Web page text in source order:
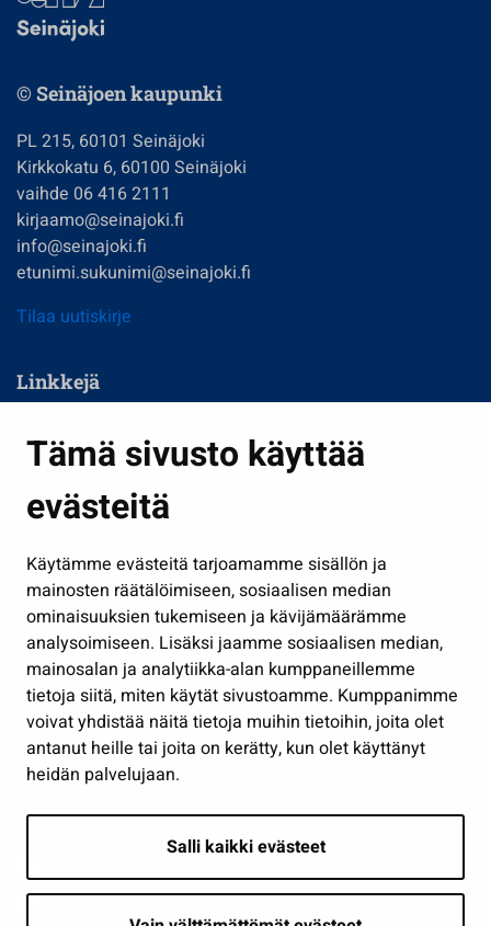
Tämä sivusto käyttää
evästeitä
Käytämme evästeitä tarjoamamme sisällön ja
mainosten räätälöimiseen, sosiaalisen median
ominaisuuksien tukemiseen ja kävijämäärämme
analysoimiseen. Lisäksi jaamme sosiaalisen median,
mainosalan ja analytiikka-alan kumppaneillemme
tietoja siitä, miten käytät sivustoamme. Kumppanimme
voivat yhdistää näitä tietoja muihin tietoihin, joita olet
antanut heille tai joita on kerätty, kun olet käyttänyt
heidän palvelujaan.
Salli kaikki evästeet
© Seinäjoen kaupunki
PL 215, 60101 Seinäjoki
Kirkkokatu 6, 60100 Seinäjoki
vaihde 06 416 2111
kirjaamo@seinajoki.fi
info@seinajoki.fi
etunimi.sukunimi@seinajoki.fi
Tilaa uutiskirje
Linkkejä
Kasvatus ja opetus
Kulttuuri ja liikunta
Työ ja yrittäminen
Osallistu ja asioi
Näytä omat evästeasetukseni
Seuraa meitä